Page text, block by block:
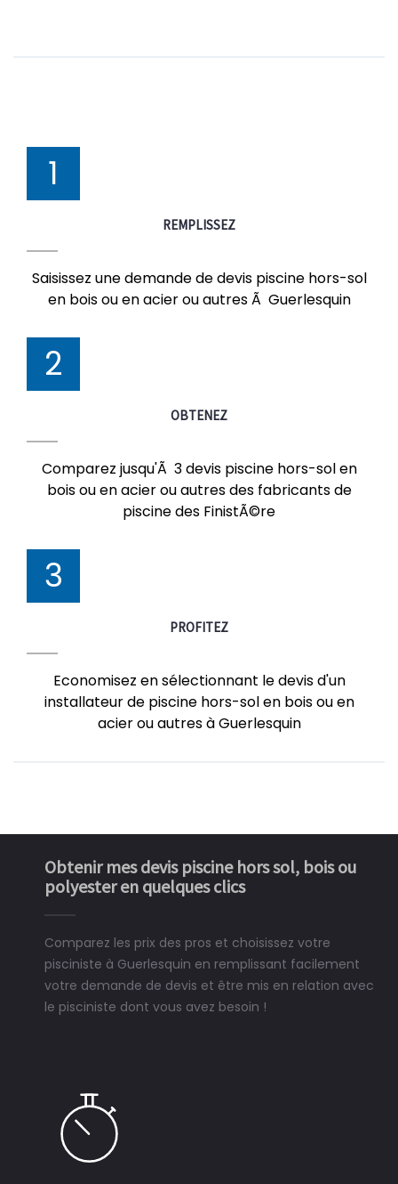
1
REMPLISSEZ
Saisissez une demande de devis piscine hors-sol
en bois ou en acier ou autres Ã Guerlesquin
2
OBTENEZ
Comparez jusqu'Ã 3 devis piscine hors-sol en
bois ou en acier ou autres des fabricants de
piscine des FinistÃ©re
3
PROFITEZ
Economisez en sélectionnant le devis d'un
installateur de piscine hors-sol en bois ou en
acier ou autres à Guerlesquin
Obtenir mes devis piscine hors sol, bois ou
polyester en quelques clics
Comparez les prix des pros et choisissez votre
pisciniste à Guerlesquin en remplissant facilement
votre demande de devis et être mis en relation avec
le pisciniste dont vous avez besoin !